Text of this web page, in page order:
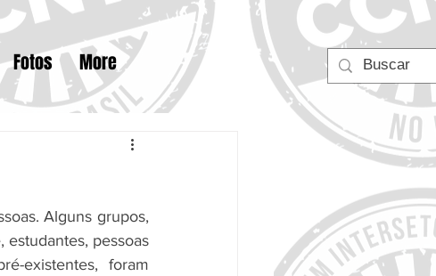
Fotos More
Alguns grupos,
pessoas
existentes, foram